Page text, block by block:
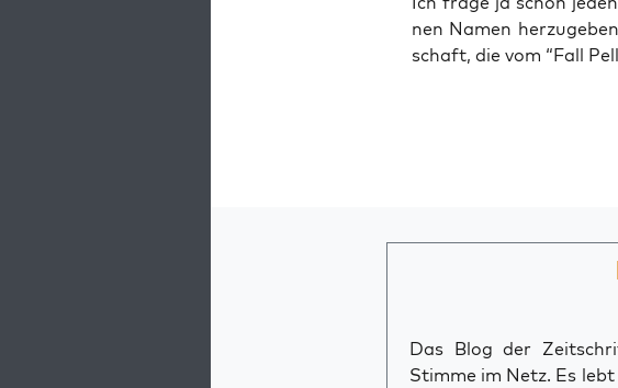
nen Namen
schaft, die vom “Fall
Das Blog der
Stimme im Netz. Es